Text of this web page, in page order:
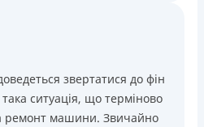
звертатися до фін
ситуація, що терміново
ремонт машини. Звичайно